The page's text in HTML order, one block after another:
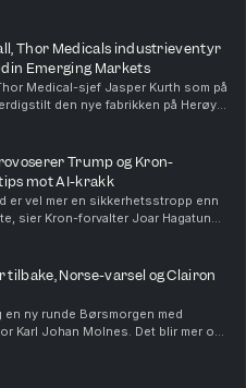
Vi sparker i gang
Thor Medicals industrieventyr
Emerging Markets
Medical-sjef Jasper Kurth som på
den nye fabrikken på Herøya
Odin-forvalter Dan Erik
Trump og Kron-
mot AI-krakk
er vel mer en sikkerhetsstropp enn
sier Kron-forvalter Joar Hagatun
for de som er redd for et AI-
tilbake, Norse-varsel og Clairon
en ny runde Børsmorgen med
Karl Johan Molnes. Det blir mer om
flyselskapet Norse, utviklingen i